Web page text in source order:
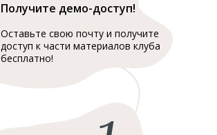
Оставьте свою почту и получите
доступ к части материалов клуба
бесплатно!
Получите демо-доступ!